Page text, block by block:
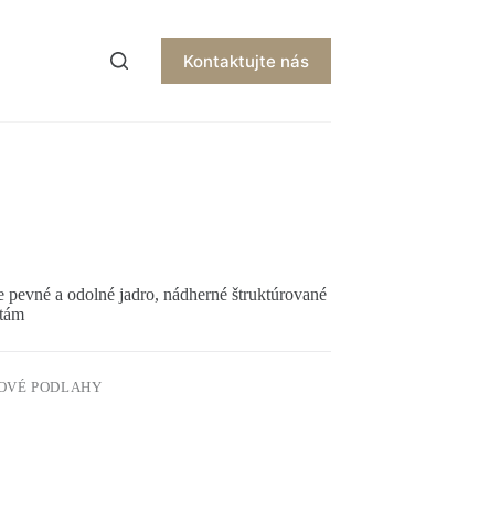
Kontaktujte nás
a odolné jadro, nádherné štruktúrované
PODLAHY